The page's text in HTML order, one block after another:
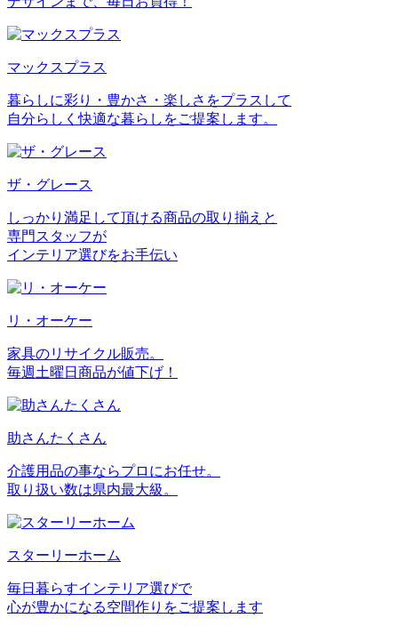
マックスプラス
暮らしに彩り・豊かさ・楽しさをプラスして
自分らしく快適な暮らしをご提案します。
ザ・グレース
しっかり満足して頂ける商品の取り揃えと
専門スタッフが
インテリア選びをお手伝い
リ・オーケー
家具のリサイクル販売。
毎週土曜日商品が値下げ！
助さんたくさん
介護用品の事ならプロにお任せ。
取り扱い数は県内最大級。
スターリーホーム
毎日暮らすインテリア選びで
心が豊かになる空間作りをご提案します